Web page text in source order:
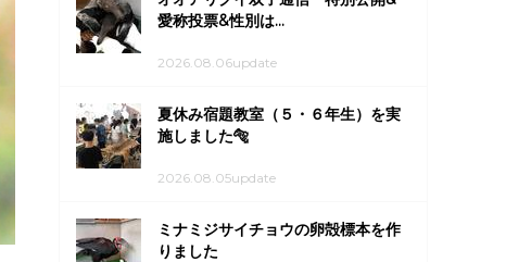
愛称投票&性別は...
2026.08.06update
夏休み宿題教室（５・６年生）を実
施しました🐅
2026.08.05update
ミナミジサイチョウの卵殻標本を作
りました